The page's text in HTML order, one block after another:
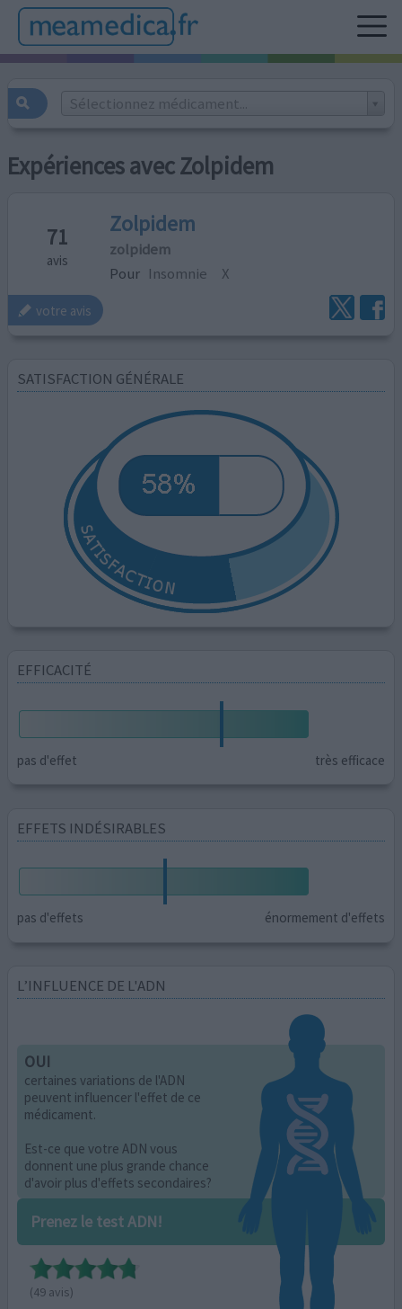
Sélectionnez médicament...
Expériences avec Zolpidem
71
avis
Zolpidem
zolpidem
Pour Insomnie X
votre avis
SATISFACTION GÉNÉRALE
EFFICACITÉ
pas d'effet très efficace
EFFETS INDÉSIRABLES
pas d'effets énormement d'effets
L’INFLUENCE DE L'ADN
OUI
certaines variations de l'ADN
peuvent influencer l'effet de ce
médicament.
Est-ce que votre ADN vous
donnent une plus grande chance
d'avoir plus d'effets secondaires?
Prenez le test ADN!
(49 avis)